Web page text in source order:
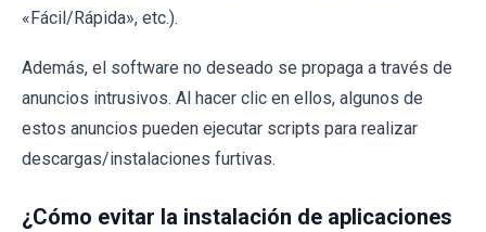
«Fácil/Rápida», etc.).
Además, el software no deseado se propaga a través de
anuncios intrusivos. Al hacer clic en ellos, algunos de
estos anuncios pueden ejecutar scripts para realizar
descargas/instalaciones furtivas.
¿Cómo evitar la instalación de aplicaciones